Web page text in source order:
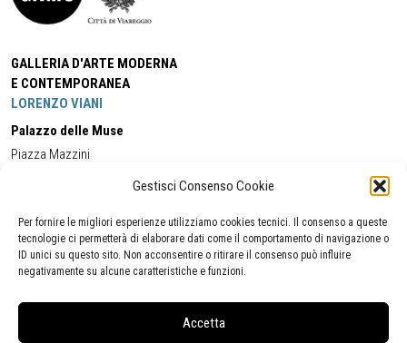
Gestisci Consenso Cookie
Per fornire le migliori esperienze utilizziamo cookies tecnici. Il consenso a queste
tecnologie ci permetterà di elaborare dati come il comportamento di navigazione o
ID unici su questo sito. Non acconsentire o ritirare il consenso può influire
negativamente su alcune caratteristiche e funzioni.
Accetta
GALLERIA D'ARTE MODERNA
E CONTEMPORANEA
LORENZO VIANI
Palazzo delle Muse
Piazza Mazzini
Cell:+39 338 5714978 (orario apertura Galleria)
Tel:
+39 0584 944580
(orario 09.00/13.00)
Email:gamc@comune.viareggio.lu.it
Segnalazione di inaccessibilità